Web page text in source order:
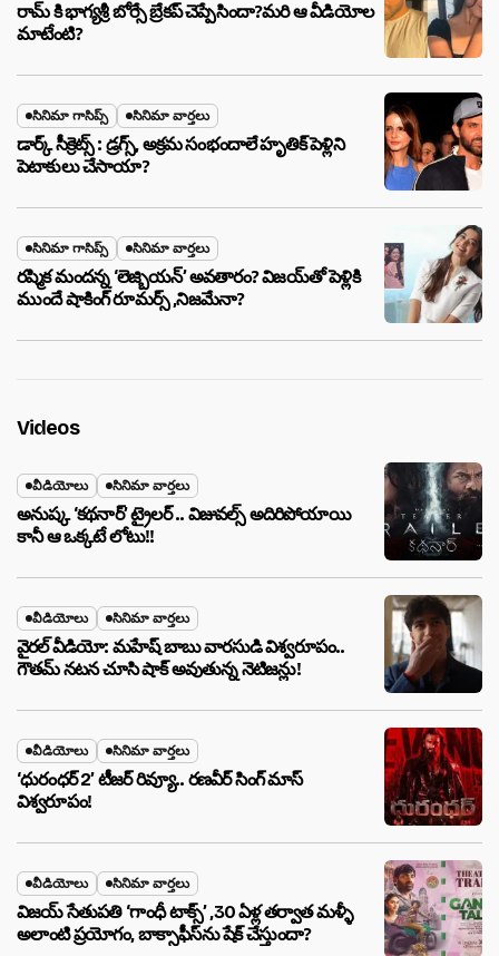
రామ్ కి భాగ్యశ్రీ బోర్సే బ్రేకప్ చెప్పేసిందా?మరి ఆ వీడియోల
మాటేంటి?
సినిమా గాసిప్స్ సినిమా వార్తలు
డార్క్ సీక్రెట్స్ : డ్రగ్స్, అక్రమ సంభందాలే హృతిక్ పెళ్లిని
పెటాకులు చేసాయా?
సినిమా గాసిప్స్ సినిమా వార్తలు
రష్మిక మందన్న ‘లెజ్బియన్’ అవతారం? విజయ్‌తో పెళ్లికి
ముందే షాకింగ్ రూమర్స్ ,నిజమేనా?
Videos
వీడియోలు సినిమా వార్తలు
అనుష్క ‘కథనార్’ ట్రైలర్ .. విజువల్స్ అదిరిపోయాయి
కానీ ఆ ఒక్కటే లోటు!!
వీడియోలు సినిమా వార్తలు
వైరల్ వీడియో: మహేష్ బాబు వారసుడి విశ్వరూపం..
గౌతమ్ నటన చూసి షాక్ అవుతున్న నెటిజన్లు!
వీడియోలు సినిమా వార్తలు
‘ధురంధర్ 2’ టీజర్ రివ్యూ.. రణవీర్ సింగ్ మాస్
విశ్వరూపం!
వీడియోలు సినిమా వార్తలు
విజయ్ సేతుపతి ‘గాంధీ టాక్స్’ ,30 ఏళ్ల తర్వాత మళ్ళీ
అలాంటి ప్రయోగం, బాక్సాఫీస్‌ను షేక్ చేస్తుందా?